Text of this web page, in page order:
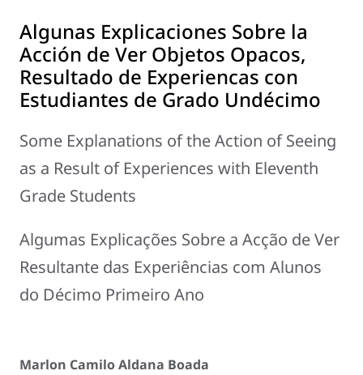
Algunas Explicaciones Sobre la
Acción de Ver Objetos Opacos,
Resultado de Experiencas con
Estudiantes de Grado Undécimo
Some Explanations of the Action of Seeing
as a Result of Experiences with Eleventh
Grade Students
Algumas Explicações Sobre a Acção de Ver
Resultante das Experiências com Alunos
do Décimo Primeiro Ano
Marlon Camilo Aldana Boada